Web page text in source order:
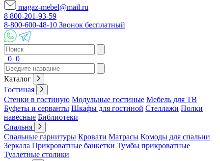
magaz-mebel@mail.ru
8 800-201-93-59
8-800-600-48-10 Звонок бесплатный
0 0
Каталог
Гостиная
Стенки в гостиную Модульные гостиные Мебель для ТВ
Буфеты и серванты Шкафы для гостиной Стеллажи Полки
навесные Библиотеки
Спальня
Спальные гарнитуры Кровати Матрасы Комоды для спальни
Зеркала Прикроватные банкетки Тумбы прикроватные
Туалетные столики